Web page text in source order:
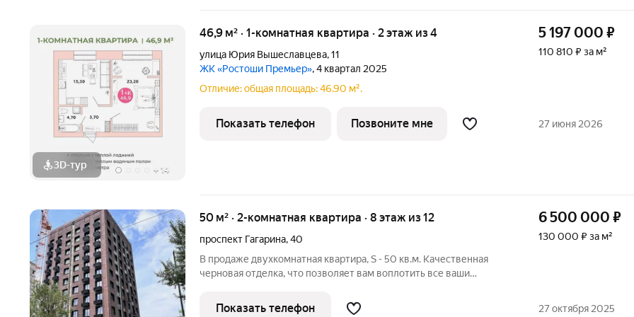
3D-тур + 14
46,9 м² · 1-комнатная квартира · 2 этаж из 4
улица Юрия Вышеславцева,11
ЖК «Ростоши Премьер», 4 квартал 2025
5 197 000 ₽
110 810 ₽ за м²
Отличие: общая площадь: 46.90 м².
Показать телефон Позвоните мне 27 июня 2026
50 м² · 2-комнатная квартира · 8 этаж из 12
проспект Гагарина,40
В продаже двухкомнатная квартира, S - 50 кв.м. Качественная
черновая отделка, что позволяет вам воплотить все ваши
семьи. А мы вам поможем! Наши специалисты помогут быстро и
6 500 000 ₽
130 000 ₽ за м²
Показать телефон 27 октября 2025